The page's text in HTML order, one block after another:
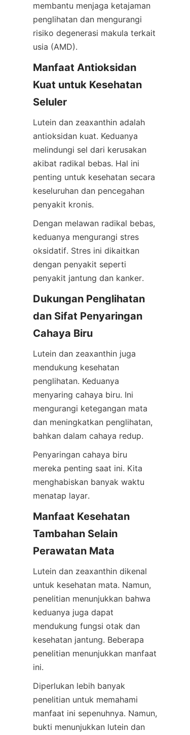
membantu menjaga ketajaman
penglihatan dan mengurangi
risiko degenerasi makula terkait
usia (AMD).
Manfaat Antioksidan
Kuat untuk Kesehatan
Seluler
Lutein dan zeaxanthin adalah
antioksidan kuat. Keduanya
melindungi sel dari kerusakan
akibat radikal bebas. Hal ini
penting untuk kesehatan secara
keseluruhan dan pencegahan
penyakit kronis.
Dengan melawan radikal bebas,
keduanya mengurangi stres
oksidatif. Stres ini dikaitkan
dengan penyakit seperti
penyakit jantung dan kanker.
Dukungan Penglihatan
dan Sifat Penyaringan
Cahaya Biru
Lutein dan zeaxanthin juga
mendukung kesehatan
penglihatan. Keduanya
menyaring cahaya biru. Ini
mengurangi ketegangan mata
dan meningkatkan penglihatan,
bahkan dalam cahaya redup.
Penyaringan cahaya biru
mereka penting saat ini. Kita
menghabiskan banyak waktu
menatap layar.
Manfaat Kesehatan
Tambahan Selain
Perawatan Mata
Lutein dan zeaxanthin dikenal
untuk kesehatan mata. Namun,
penelitian menunjukkan bahwa
keduanya juga dapat
mendukung fungsi otak dan
kesehatan jantung. Beberapa
penelitian menunjukkan manfaat
ini.
Diperlukan lebih banyak
penelitian untuk memahami
manfaat ini sepenuhnya. Namun,
bukti menunjukkan lutein dan